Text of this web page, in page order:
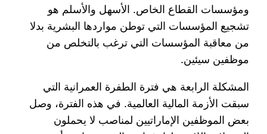
ومؤسسات القطاع الخاص. الأسهل والأسلم هو
تشجيع المؤسسات التي توطن مواردها البشرية بدلا
من معاقبة المؤسسات التي ترغب بالتخلص من
موظفين سيئين.
المشكلة الرابعة هي فترة الطفرة العمرانية التي
سبقت الأزمة المالية العالمية. في هذه الفترة، وصل
بعض الموظفين الإماراتيين لمناصب لا يحملون